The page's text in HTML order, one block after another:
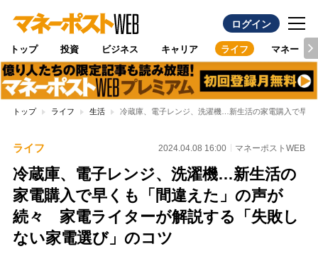
ログイン
トップ 投資 ビジネス キャリア ライフ マネー
トップ ライフ 生活 冷蔵庫、電子レンジ、洗濯機…新生活の家電購入で早
ライフ 2024.04.08 16:00 マネーポストWEB
冷蔵庫、電子レンジ、洗濯機…新生活の
家電購入で早くも「間違えた」の声が
続々 家電ライターが解説する「失敗し
ない家電選び」のコツ